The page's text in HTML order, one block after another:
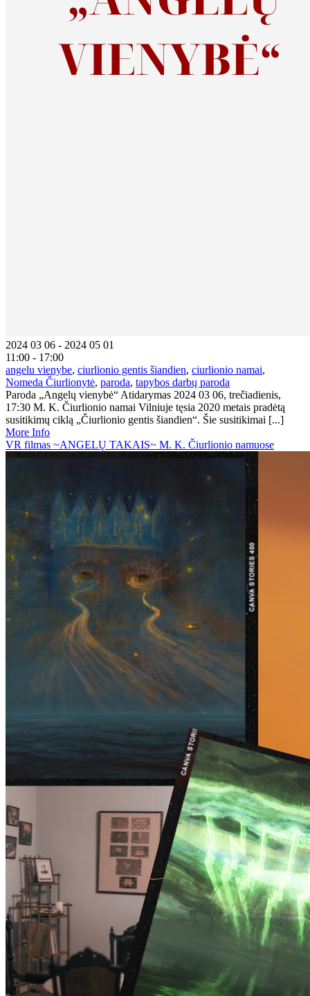
2024 03 06 - 2024 05 01
11:00 - 17:00
angelu vienybe, ciurlionio gentis šiandien, ciurlionio namai,
Nomeda Čiurlionytė, paroda, tapybos darbų paroda
Paroda „Angelų vienybė“ Atidarymas 2024 03 06, trečiadienis,
17:30 M. K. Čiurlionio namai Vilniuje tęsia 2020 metais pradėtą
susitikimų ciklą „Čiurlionio gentis šiandien“. Šie susitikimai [...]
More Info
VR filmas ~ANGELŲ TAKAIS~ M. K. Čiurlionio namuose